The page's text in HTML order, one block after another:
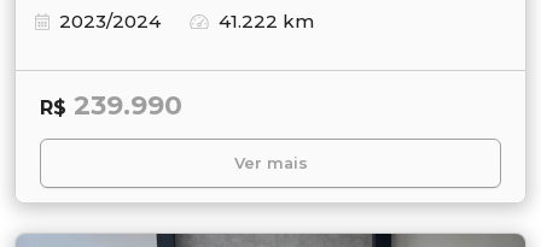
2023/2024
41.222 km
R$ 239.990
Ver mais